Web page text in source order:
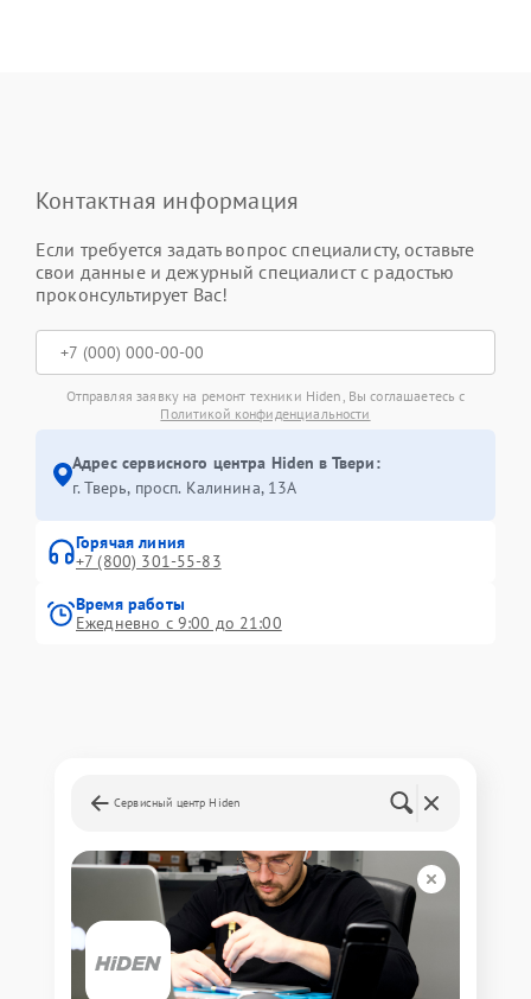
Контактная информация
Если требуется задать вопрос специалисту, оставьте
свои данные и дежурный специалист с радостью
проконсультирует Вас!
Отправляя заявку на ремонт техники Hiden, Вы соглашаетесь с
Политикой конфиденциальности
Адрес сервисного центра Hiden в Твери:
г. Тверь, просп. Калинина, 13А
Горячая линия
+7 (800) 301-55-83
Время работы
Ежедневно с 9:00 до 21:00
Сервисный центр Hiden